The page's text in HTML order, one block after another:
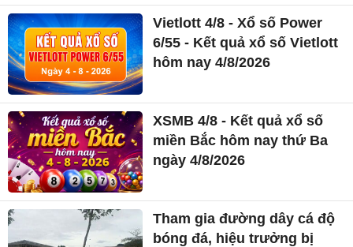
Vietlott 4/8 - Xổ số Power
6/55 - Kết quả xổ số Vietlott
hôm nay 4/8/2026
XSMB 4/8 - Kết quả xổ số
miền Bắc hôm nay thứ Ba
ngày 4/8/2026
Tham gia đường dây cá độ
bóng đá, hiệu trưởng bị